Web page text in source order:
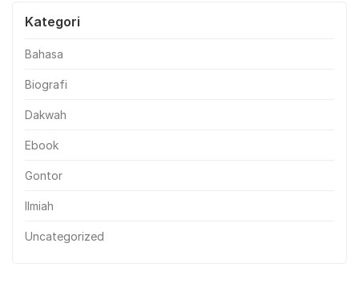
Kategori
Bahasa
Biografi
Dakwah
Ebook
Gontor
Ilmiah
Uncategorized